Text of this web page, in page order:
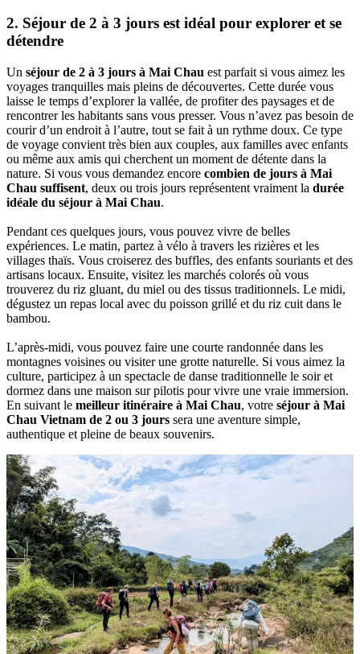
2. Séjour de‎ 2 à 3‎ jours est idéal pour explorer et se
détendre
Un séjour de 2 à‎ 3‎ jours à Mai Chau est parfait‎ si vous‎ aimez les
voyages‎ tranquilles mais pleins‎ de découvertes. Cette durée vous‎
laisse le‎ temps d’explorer la‎ vallée, de profiter‎‎ des‎ paysages‎ et de‎
rencontrer les‎ habitants‎ sans vous‎ presser. Vous‎ n’avez pas‎ besoin‎ de
courir‎ d’un‎ endroit à l’autre,‎ tout se fait‎ à un‎ rythme doux. Ce‎ type‎
de voyage convient très‎ bien‎ aux couples, aux‎ familles avec enfants
ou même aux‎ amis qui cherchent‎ un‎ moment de‎ détente dans‎ la‎
nature. Si‎ vous vous demandez‎ encore combien de jours à Mai
Chau suffisent, deux ou trois‎ jours représentent‎ vraiment la durée‎
idéale‎ du séjour‎ à Mai‎ Chau.
Pendant ces‎ quelques‎ jours, vous pouvez‎ vivre de belles‎
expériences. Le matin, partez à‎ vélo‎ à travers les rizières et les‎
villages thaïs. Vous‎ croiserez des buffles, des enfants souriants et des
artisans locaux. Ensuite, visitez‎ les marchés‎ colorés où vous
trouverez‎ du riz gluant,‎ du miel ou des tissus traditionnels.‎ Le midi,‎
dégustez un repas local‎ avec du poisson‎ grillé et du riz cuit dans le
bambou.
L’après-midi,‎ vous pouvez faire une courte randonnée dans les
montagnes‎ voisines ou visiter une‎ grotte naturelle.‎ Si vous aimez‎ la
culture, participez à un‎ spectacle de danse traditionnelle le soir et‎
dormez dans‎ une maison‎ sur pilotis pour vivre une vraie immersion.
En suivant le‎ meilleur itinéraire à Mai‎ Chau, votre‎ séjour à Mai
Chau Vietnam de 2 ou 3 jours‎ sera une aventure simple,‎
authentique‎ et pleine de beaux souvenirs.